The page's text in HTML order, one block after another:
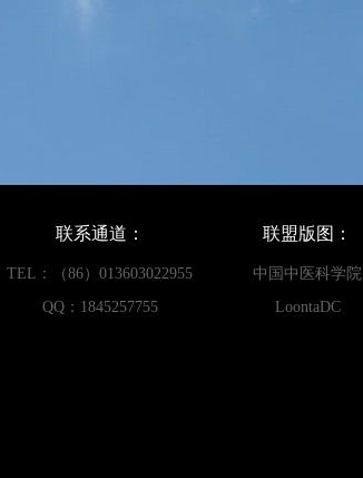
联系通道：
TEL：（86）013603022955
QQ：1845257755
联盟版图：
中国中医科学院
LoontaDC